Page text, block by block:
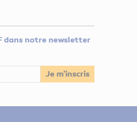
dans notre newsletter